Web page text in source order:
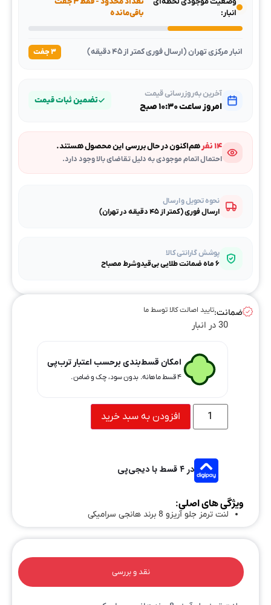
انبار:
باقی‌مانده
انبار مرکزی تهران (ارسال فوری کمتر از ۴۵ دقیقه) ۳ جفت
آخرین به‌روزرسانی قیمت
امروز ساعت ۱۰:۳۰ صبح
تضمین ثبات قیمت
۱۴ نفر هم‌اکنون در حال بررسی این محصول هستند.
احتمال اتمام موجودی به دلیل تقاضای بالا وجود دارد.
نحوه تحویل و ارسال
ارسال فوری (کمتر از ۴۵ دقیقه در تهران)
پوشش گارانتی کالا
۶ ماه ضمانت طلایی بی‌قیدوشرط مصباح
ضمانت:تایید اصالت کالا توسط ما
30 در انبار
امکان قسط‌بندی برحسب اعتبار ترب‌پی
۴ قسط ماهانه. بدون سود، چک و ضامن.
افزودن به سبد خرید
در ۴ قسط با دیجی‌پی
ویژگی های اصلی:
لنت ترمز جلو آریزو 8 برند هانجی سرامیکی
نقد و بررسی